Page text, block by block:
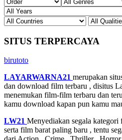
SITUS TERPERCAYA
birutoto
LAYARWARNA21 merupakan
dan download film terbaru , disitus
menemukan film-film terbaru dan
kamu download kapan pun kamu
LW21 Menyediakan segala
serta film barat paling baru , tentu